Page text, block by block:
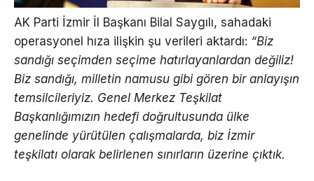
AK Parti İzmir İl Başkanı Bilal Saygılı, sahadaki
operasyonel hıza ilişkin şu verileri aktardı: “Biz
sandığı seçimden seçime hatırlayanlardan değiliz!
Biz sandığı, milletin namusu gibi gören bir anlayışın
temsilcileriyiz. Genel Merkez Teşkilat
Başkanlığımızın hedefi doğrultusunda ülke
genelinde yürütülen çalışmalarda, biz İzmir
teşkilatı olarak belirlenen sınırların üzerine çıktık.